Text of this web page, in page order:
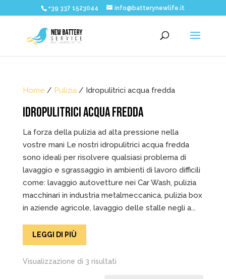
+39 337 1523044 info@batterynewlife.it
Home / Pulizia/ Idropulitrici acqua fredda
IDROPULITRICI ACQUA FREDDA
La forza della pulizia ad alta pressione nella
vostre mani Le nostri idropulitrici acqua fredda
sono ideali per risolvere qualsiasi problema di
lavaggio e sgrassaggio in ambienti di lavoro difficili
come: lavaggio autovetture nei Car Wash, pulizia
macchinari in industria metalmeccanica, pulizia box
in aziende agricole, lavaggio delle stalle negli a...
LEGGI DI PIÙ
Visualizzazione di 3 risultatiPopolarità